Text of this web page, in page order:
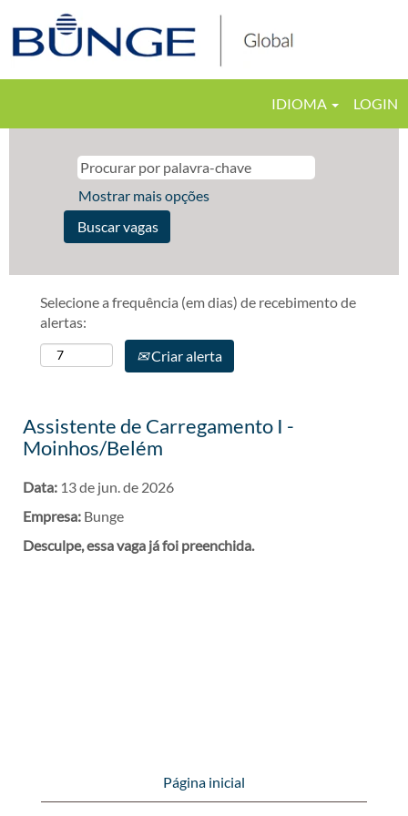
IDIOMA LOGIN
Mostrar mais opções
Selecione a frequência (em dias) de recebimento de
alertas:
Criar alerta
Assistente de Carregamento I -
Moinhos/Belém
Data: 13 de jun. de 2026
Empresa: Bunge
Desculpe, essa vaga já foi preenchida.
Página inicial